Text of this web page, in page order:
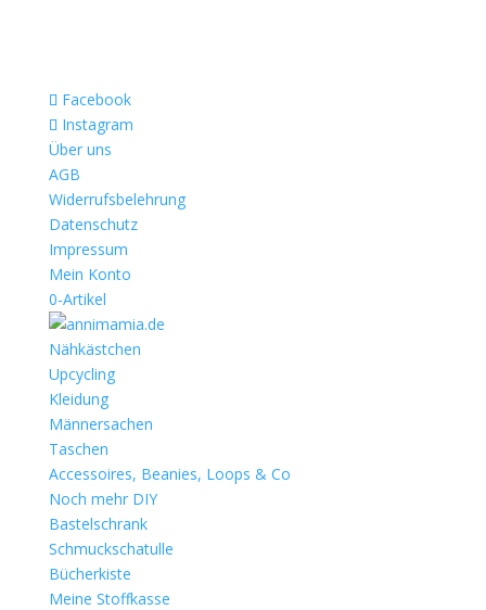
Facebook
Instagram
Über uns
AGB
Widerrufsbelehrung
Datenschutz
Impressum
Mein Konto
0-Artikel
Nähkästchen
Upcycling
Kleidung
Männersachen
Taschen
Accessoires, Beanies, Loops & Co
Noch mehr DIY
Bastelschrank
Schmuckschatulle
Bücherkiste
Meine Stoffkasse